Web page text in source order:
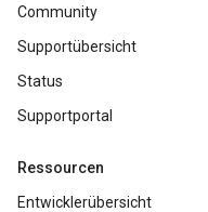
Community
Supportübersicht
Status
Supportportal
Ressourcen
Entwicklerübersicht